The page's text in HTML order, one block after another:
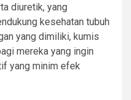
diuretik, yang
kesehatan tubuh
yang dimiliki, kumis
mereka yang ingin
yang minim efek